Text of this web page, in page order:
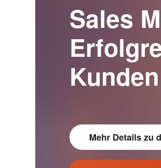
Sales
Mehr Detailszu